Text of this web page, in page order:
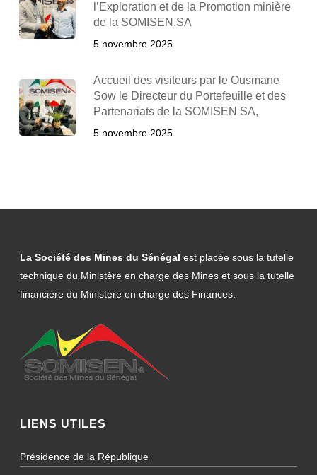
l’Exploration et de la Promotion minière
de la SOMISEN.SA
5 novembre 2025
Accueil des visiteurs par le Ousmane
Sow le Directeur du Portefeuille et des
Partenariats de la SOMISEN SA,
5 novembre 2025
La Société des Mines du Sénégal est placée sous la tutelle
technique du Ministère en charge des Mines et sous la tutelle
financière du Ministère en charge des Finances.
LIENS UTILES
Présidence de la République